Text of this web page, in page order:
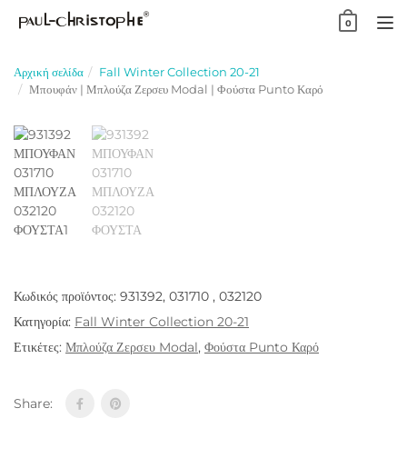
0
Αρχική σελίδα
Fall Winter Collection 20-21
Μπουφάν | Μπλούζα Ζερσευ Modal | Φούστα Punto Καρό
Κωδικός προϊόντος: 931392, 031710 , 032120
Κατηγορία: Fall Winter Collection 20-21
Ετικέτες: Μπλούζα Ζερσευ Modal, Φούστα Punto Καρό
Share: